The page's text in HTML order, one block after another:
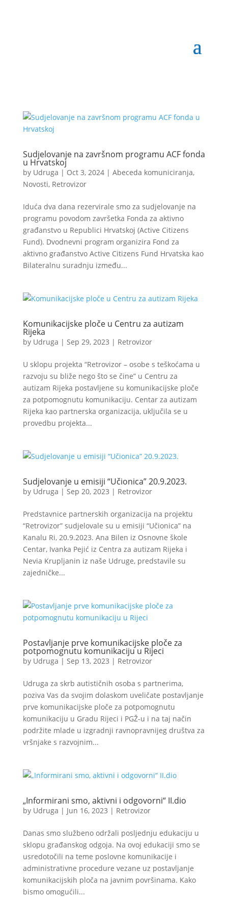
Sudjelovanje na završnom programu ACF fonda
u Hrvatskoj
by Udruga | Oct 3, 2024| Abeceda komuniciranja,
Novosti, Retrovizor
Iduća dva dana rezervirale smo za sudjelovanje na
programu povodom završetka Fonda za aktivno
građanstvo u Republici Hrvatskoj (Active Citizens
Fund). Dvodnevni program organizira Fond za
aktivno građanstvo Active Citizens Fund Hrvatska kao
Bilateralnu suradnju između...
Komunikacijske ploče u Centru za autizam
Rijeka
by Udruga | Sep 29, 2023 | Retrovizor
U sklopu projekta “Retrovizor – osobe s teškoćama u
razvoju su bliže nego što se čine” u Centru za
autizam Rijeka postavljene su komunikacijske ploče
za potpomognutu komunikaciju. Centar za autizam
Rijeka kao partnerska organizacija, uključila se u
provedbu projekta...
Sudjelovanje u emisiji “Učionica” 20.9.2023.
by Udruga | Sep 20, 2023 | Retrovizor
Predstavnice partnerskih organizacija na projektu
“Retrovizor” sudjelovale su u emisiji “Učionica” na
Kanalu Ri, 20.9.2023. Ana Bilen iz Osnovne škole
Centar, Ivanka Pejić iz Centra za autizam Rijeka i
Nevia Krupljanin iz naše Udruge, predstavile su
zajedničke...
Postavljanje prve komunikacijske ploče za
potpomognutu komunikaciju u Rijeci
by Udruga | Sep 13, 2023 | Retrovizor
Udruga za skrb autističnih osoba s partnerima,
poziva Vas da svojim dolaskom uveličate postavljanje
prve komunikacijske ploče za potpomognutu
komunikaciju u Gradu Rijeci i PGŽ-u i na taj način
podržite mlade u izgradnji ravnopravnijeg društva za
vršnjake s razvojnim...
„Informirani smo, aktivni i odgovorni“ II.dio
by Udruga | Jun 16, 2023 | Retrovizor
Danas smo službeno održali posljednju edukaciju u
sklopu građanskog odgoja. Na ovoj edukaciji smo se
usredotočili na teme poslovne komunikacije i
administrativne procedure vezane uz postavljanje
komunikacijskih ploča na javnim površinama. Kako
bismo omogućili...